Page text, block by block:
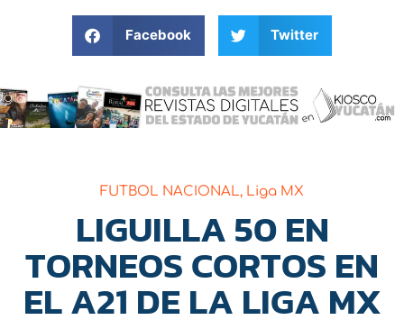
Facebook Twitter
FUTBOL NACIONAL, Liga MX
LIGUILLA 50 EN
TORNEOS CORTOS EN
EL A21 DE LA LIGA MX